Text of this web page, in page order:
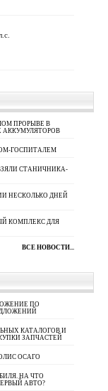
ПРОРЫВЕ В
АККУМУЛЯТОРОВ
ГОСПИТАЛЕМ
СТАНИЧНИКА-
НЕСКОЛЬКО ДНЕЙ
КОМПЛЕКС ДЛЯ
ВСЕ НОВОСТИ...
ПО
КАТАЛОГОВ И
ЗАПЧАСТЕЙ
ОСАГО
НА ЧТО
АВТО?